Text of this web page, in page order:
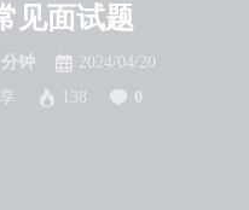
见面试题
分钟
2024/04/20
138 0